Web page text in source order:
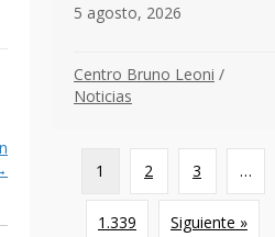
5 agosto, 2026
Centro Bruno Leoni /
Noticias
1 2 3 …
1.339 Siguiente »